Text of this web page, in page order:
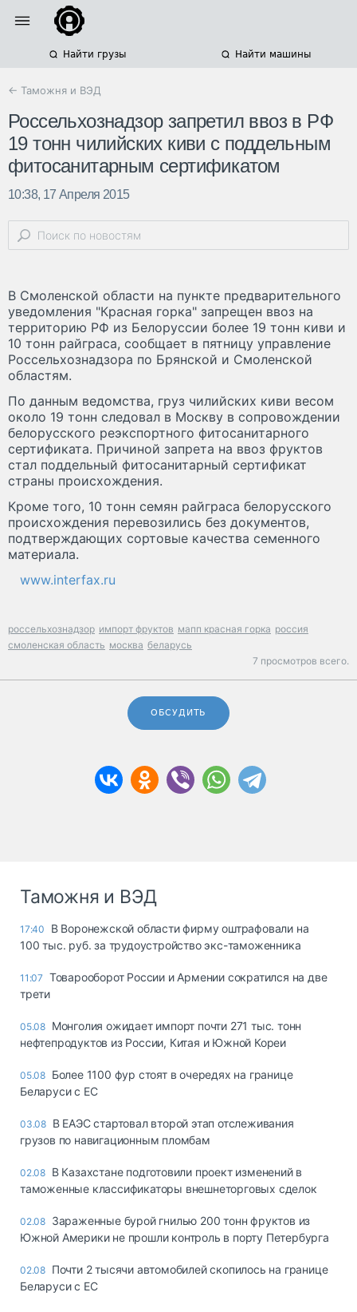
Найти грузы Найти машины
← Таможня и ВЭД
Россельхознадзор запретил ввоз в РФ
19 тонн чилийских киви с поддельным
фитосанитарным сертификатом
10:38, 17 Апреля 2015
В Смоленской области на пункте предварительного
уведомления "Красная горка" запрещен ввоз на
территорию РФ из Белоруссии более 19 тонн киви и
10 тонн райграса, сообщает в пятницу управление
Россельхознадзора по Брянской и Смоленской
областям.
По данным ведомства, груз чилийских киви весом
около 19 тонн следовал в Москву в сопровождении
белорусского реэкспортного фитосанитарного
сертификата. Причиной запрета на ввоз фруктов
стал поддельный фитосанитарный сертификат
страны происхождения.
Кроме того, 10 тонн семян райграса белорусского
происхождения перевозились без документов,
подтверждающих сортовые качества семенного
материала.
www.interfax.ru
россельхознадзор импорт фруктов мапп красная горка россия
смоленская область москва беларусь
7 просмотров всего.
ОБСУДИТЬ
Таможня и ВЭД
17:40
В Воронежской области фирму оштрафовали на
100 тыс. руб. за трудоустройство экс-таможенника
11:07 Товарооборот России и Армении сократился на две
трети
05.08 Монголия ожидает импорт почти 271 тыс. тонн
нефтепродуктов из России, Китая и Южной Кореи
05.08 Более 1100 фур стоят в очередях на границе
Беларуси с ЕС
03.08 В ЕАЭС стартовал второй этап отслеживания
грузов по навигационным пломбам
02.08 В Казахстане подготовили проект изменений в
таможенные классификаторы внешнеторговых сделок
02.08 Зараженные бурой гнилью 200 тонн фруктов из
Южной Америки не прошли контроль в порту Петербурга
02.08 Почти 2 тысячи автомобилей скопилось на границе
Беларуси с ЕС